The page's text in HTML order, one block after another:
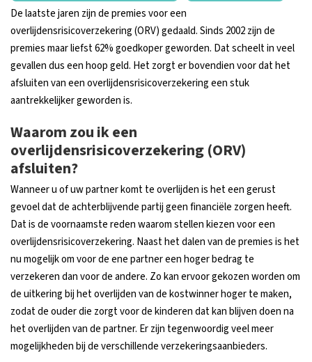
De laatste jaren zijn de premies voor een
overlijdensrisicoverzekering (ORV) gedaald. Sinds 2002 zijn de
premies maar liefst 62% goedkoper geworden. Dat scheelt in veel
gevallen dus een hoop geld. Het zorgt er bovendien voor dat het
afsluiten van een overlijdensrisicoverzekering een stuk
aantrekkelijker geworden is.
Waarom zou ik een
overlijdensrisicoverzekering (ORV)
afsluiten?
Wanneer u of uw partner komt te overlijden is het een gerust
gevoel dat de achterblijvende partij geen financiële zorgen heeft.
Dat is de voornaamste reden waarom stellen kiezen voor een
overlijdensrisicoverzekering. Naast het dalen van de premies is het
nu mogelijk om voor de ene partner een hoger bedrag te
verzekeren dan voor de andere. Zo kan ervoor gekozen worden om
de uitkering bij het overlijden van de kostwinner hoger te maken,
zodat de ouder die zorgt voor de kinderen dat kan blijven doen na
het overlijden van de partner. Er zijn tegenwoordig veel meer
mogelijkheden bij de verschillende verzekeringsaanbieders.